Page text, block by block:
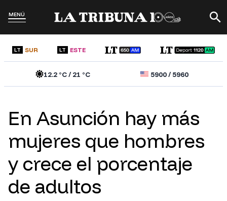
MENÚ
LT SUR LT ESTE
12.2 °C /21 °C 5900/5960
En Asunción hay más
mujeres que hombres
y crece el porcentaje
de adultos